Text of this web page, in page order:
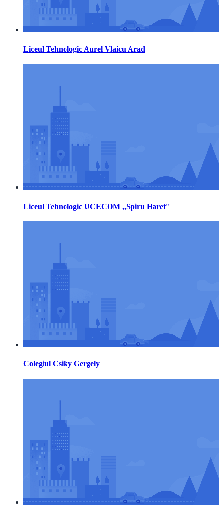
Liceul Tehnologic Aurel Vlaicu Arad
Liceul Tehnologic UCECOM ,,Spiru Haret''
Colegiul Csiky Gergely